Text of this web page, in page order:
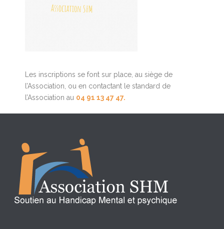
Les inscriptions se font sur place, au siège de
l’Association, ou en contactant le standard de
l’Association au 04 91 13 47 47.